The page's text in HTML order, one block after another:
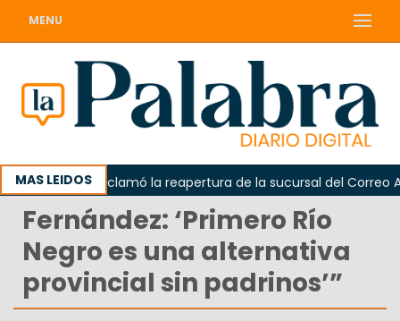
MENU
MAS LEIDOS
Odarda reclamó la reapertura de la sucursal del Correo
Fernández: ‘Primero Río
Negro es una alternativa
provincial sin padrinos’”